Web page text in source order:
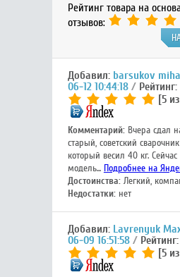
Рейтинг товара на
отзывов:
Добавил: barsukov
06-12 10:44:18
Рейтинг:
[5
Комментарий:Вчера сдал
старый, советский
который весил 40 кг.
модель... Подробнее на
Достоинства:Легкий,
Недостатки:нет
Добавил: Lavrenyuk
06-09 16:51:58
Рейтинг:
[5